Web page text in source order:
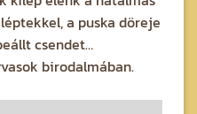
a puska döreje
csendet…
birodalmában.